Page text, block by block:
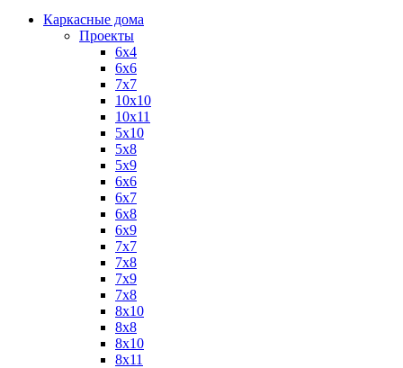
Каркасные дома
Проекты
6х4
6х6
7х7
10х10
10х11
5х10
5х8
5х9
6x6
6x7
6x8
6x9
7x7
7x8
7x9
7х8
8x10
8x8
8х10
8х11